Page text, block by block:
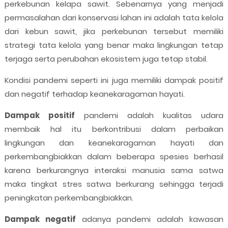
perkebunan kelapa sawit. Sebenarnya yang menjadi
permasalahan dari konservasi lahan ini adalah tata kelola
dari kebun sawit, jika perkebunan tersebut memiliki
strategi tata kelola yang benar maka lingkungan tetap
terjaga serta perubahan ekosistem juga tetap stabil.
Kondisi pandemi seperti ini juga memiliki dampak positif
dan negatif terhadap keanekaragaman hayati.
Dampak positif pandemi adalah kualitas udara
membaik hal itu berkontribusi dalam perbaikan
lingkungan dan keanekaragaman hayati dan
perkembangbiakkan dalam beberapa spesies berhasil
karena berkurangnya interaksi manusia sama satwa
maka tingkat stres satwa berkurang sehingga terjadi
peningkatan perkembangbiakkan.
Dampak negatif adanya pandemi adalah kawasan